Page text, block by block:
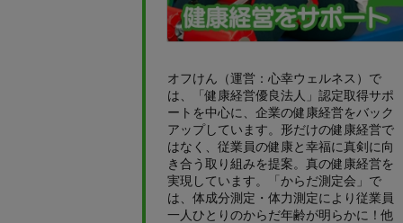
オフけん（運営：心幸ウェルネス）で
は、「健康経営優良法人」認定取得サポ
ートを中心に、企業の健康経営をバック
アップしています。形だけの健康経営で
はなく、従業員の健康と幸福に真剣に向
き合う取り組みを提案。真の健康経営を
実現しています。「からだ測定会」で
は、体成分測定・体力測定により従業員
一人ひとりのからだ年齢が明らかに！他